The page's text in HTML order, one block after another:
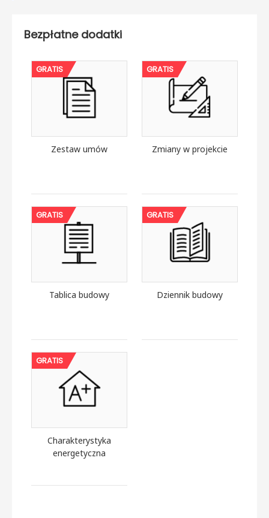
Bezpłatne dodatki
GRATIS
Zestaw umów
GRATIS
Zmiany w projekcie
GRATIS
Tablica budowy
GRATIS
Dziennik budowy
GRATIS
Charakterystyka
energetyczna